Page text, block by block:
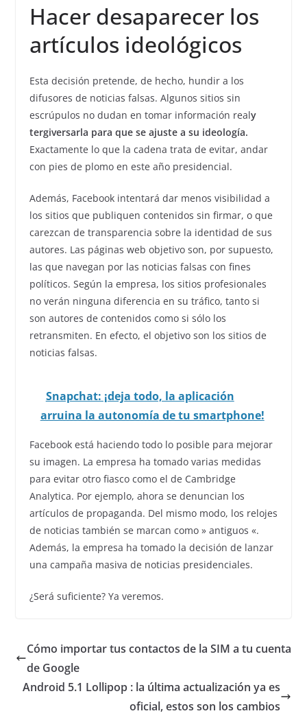
Hacer desaparecer los
artículos ideológicos
Esta decisión pretende, de hecho, hundir a los
difusores de noticias falsas. Algunos sitios sin
escrúpulos no dudan en tomar información realy
tergiversarla para que se ajuste a su ideología.
Exactamente lo que la cadena trata de evitar, andar
con pies de plomo en este año presidencial.
Además, Facebook intentará dar menos visibilidad a
los sitios que publiquen contenidos sin firmar, o que
carezcan de transparencia sobre la identidad de sus
autores. Las páginas web objetivo son, por supuesto,
las que navegan por las noticias falsas con fines
políticos. Según la empresa, los sitios profesionales
no verán ninguna diferencia en su tráfico, tanto si
son autores de contenidos como si sólo los
retransmiten. En efecto, el objetivo son los sitios de
noticias falsas.
Snapchat: ¡deja todo, la aplicación
arruina la autonomía de tu smartphone!
Facebook está haciendo todo lo posible para mejorar
su imagen. La empresa ha tomado varias medidas
para evitar otro fiasco como el de Cambridge
Analytica. Por ejemplo, ahora se denuncian los
artículos de propaganda. Del mismo modo, los relojes
de noticias también se marcan como » antiguos «.
Además, la empresa ha tomado la decisión de lanzar
una campaña masiva de noticias presidenciales.
¿Será suficiente? Ya veremos.
Cómo importar tus contactos de la SIM a tu cuenta
de Google
Android 5.1 Lollipop : la última actualización ya es
oficial, estos son los cambios